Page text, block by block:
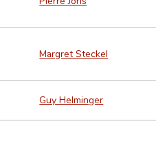
Margret Steckel
Guy Helminger